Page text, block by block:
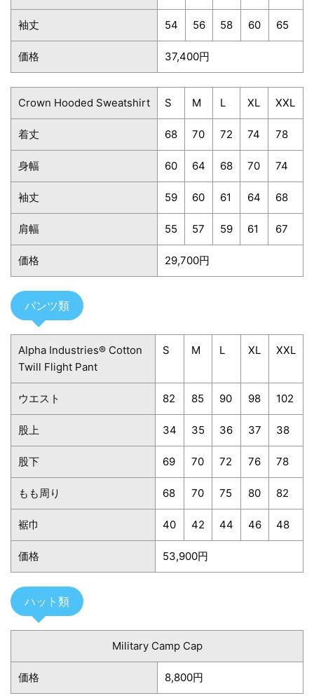
袖丈 54 56 58 60 65
価格 37,400円
Crown Hooded Sweatshirt S M L XL XXL
着丈 68 70 72 74 78
身幅 60 64 68 70 74
袖丈 59 60 61 64 68
肩幅 55 57 59 61 67
価格 29,700円
パンツ類
Alpha Industries® Cotton
Twill Flight Pant
S M L XL XXL
ウエスト 82 85 90 98 102
股上 34 35 36 37 38
股下 69 70 72 76 78
もも周り 68 70 75 80 82
裾巾 40 42 44 46 48
価格 53,900円
ハット類
Military Camp Cap
価格 8,800円